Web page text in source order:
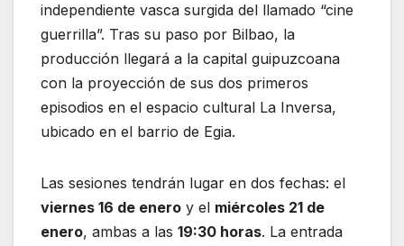
independiente vasca surgida del llamado “cine
guerrilla”. Tras su paso por Bilbao, la
producción llegará a la capital guipuzcoana
con la proyección de sus dos primeros
episodios en el espacio cultural La Inversa,
ubicado en el barrio de Egia.
Las sesiones tendrán lugar en dos fechas: el
viernes 16 de enero y el miércoles 21 de
enero, ambas a las 19:30 horas. La entrada